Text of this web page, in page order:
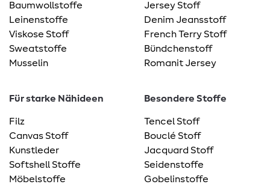
Baumwollstoffe
Leinenstoffe
Viskose Stoff
Sweatstoffe
Musselin
Jersey Stoff
Denim Jeansstoff
French Terry Stoff
Bündchenstoff
Romanit Jersey
Für starke Nähideen
Filz
Canvas Stoff
Kunstleder
Softshell Stoffe
Möbelstoffe
Besondere Stoffe
Tencel Stoff
Bouclé Stoff
Jacquard Stoff
Seidenstoffe
Gobelinstoffe